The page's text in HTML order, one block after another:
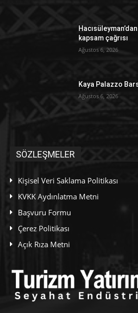
kapsam çağrısı
Ağustos 6, 2026
Kaya Palazzo
Ağustos 6, 2026
SÖZLEŞMELER
Kişisel Veri Saklama Politikası
KVKK Aydınlatma Metni
Başvuru Formu
Çerez Politikası
Açık Rıza Metni